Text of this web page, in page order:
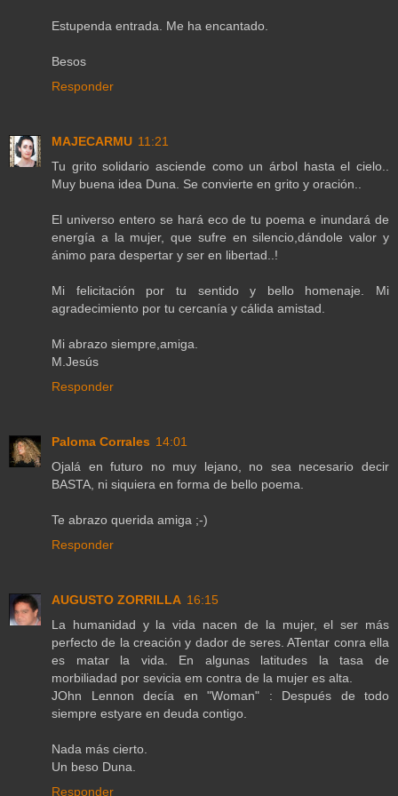
Estupenda entrada. Me ha encantado.
Besos
Responder
MAJECARMU 11:21
Tu grito solidario asciende como un árbol hasta el cielo..
Muy buena idea Duna. Se convierte en grito y oración..
El universo entero se hará eco de tu poema e inundará de
energía a la mujer, que sufre en silencio,dándole valor y
ánimo para despertar y ser en libertad..!
Mi felicitación por tu sentido y bello homenaje. Mi
agradecimiento por tu cercanía y cálida amistad.
Mi abrazo siempre,amiga.
M.Jesús
Responder
Paloma Corrales 14:01
Ojalá en futuro no muy lejano, no sea necesario decir
BASTA, ni siquiera en forma de bello poema.
Te abrazo querida amiga ;-)
Responder
AUGUSTO ZORRILLA 16:15
La humanidad y la vida nacen de la mujer, el ser más
perfecto de la creación y dador de seres. ATentar conra ella
es matar la vida. En algunas latitudes la tasa de
morbiliadad por sevicia em contra de la mujer es alta.
JOhn Lennon decía en "Woman" : Después de todo
siempre estyare en deuda contigo.
Nada más cierto.
Un beso Duna.
Responder